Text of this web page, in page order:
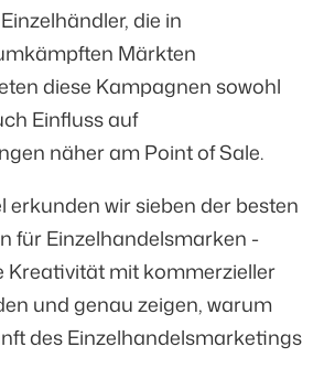
die in
Märkten
diese Kampagnen sowohl
Einfluss auf
näher am Point of Sale.
erkunden wir sieben der besten
für Einzelhandelsmarken -
Kreativität mit kommerzieller
und genau zeigen, warum
des Einzelhandelsmarketings